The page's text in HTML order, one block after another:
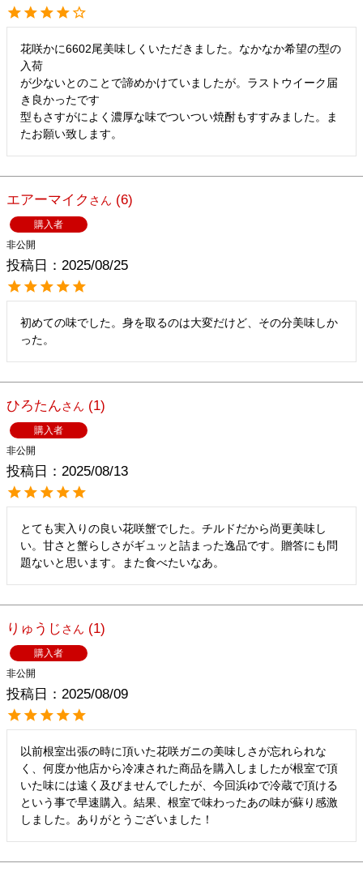
花咲かに6602尾美味しくいただきました。なかなか希望の型の
入荷
が少ないとのことで諦めかけていましたが。ラストウイーク届
き良かったです
型もさすがによく濃厚な味でついつい焼酎もすすみました。ま
エアーマイク 6
購入者
非公開
投稿日 2025/08/25
初めての味でした。身を取るのは大変だけど、その分美味しか
った。
ひろたん 1
購入者
非公開
投稿日 2025/08/13
とても実入りの良い花咲蟹でした。チルドだから尚更美味し
い。甘さと蟹らしさがギュッと詰まった逸品です。贈答にも問
題ないと思います。また食べたいなあ。
りゅうじ 1
購入者
非公開
投稿日 2025/08/09
以前根室出張の時に頂いた花咲ガニの美味しさが忘れられな
く、何度か他店から冷凍された商品を購入しましたが根室で頂
いた味には遠く及びませんでしたが、今回浜ゆで冷蔵で頂ける
という事で早速購入。結果、根室で味わったあの味が蘇り感激
しました。ありがとうございました！